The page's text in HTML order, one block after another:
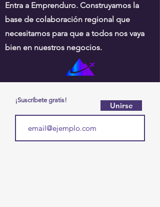
Entra a Emprenduro. Construyamos la
base de colaboración regional que
necesitamos para que a todos nos vaya
bien en nuestros negocios.
¡Suscríbete gratis!
Unirse